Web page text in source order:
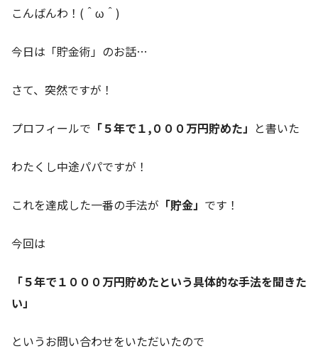
こんばんわ！(＾ω＾)
今日は「貯金術」のお話…
さて、突然ですが！
プロフィールで 「５年で１,０００万円貯めた」 と書いた
わたくし中途パパですが！
これを達成した一番の手法が 「貯金」 です！
今回は
「５年で１０００万円貯めたという具体的な手法を聞きた
い」
というお問い合わせをいただいたので